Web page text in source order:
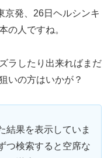
京発、26日ヘルシンキ
の人ですね。
ラしたり出来ればまだ
いの方はいかが？
結果を表示していま
つ検索すると空席な